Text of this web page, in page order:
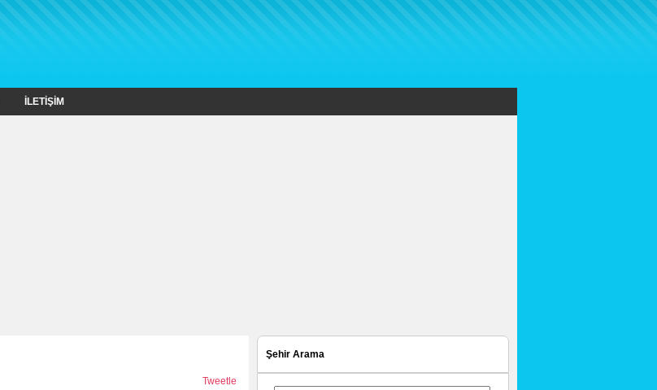
İLETİŞİM
Tweetle
Şehir Arama